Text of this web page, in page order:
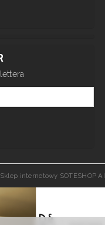
Sklep internetowy SOTESHOP AI